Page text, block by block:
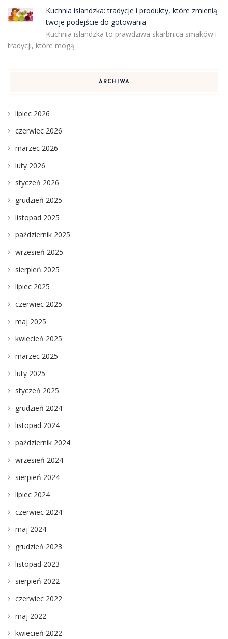
Kuchnia islandzka: tradycje i produkty, które zmienią
twoje podejście do gotowania
Kuchnia islandzka to prawdziwa skarbnica smaków i
tradycji, które mogą …
ARCHIWA
lipiec 2026
czerwiec 2026
marzec 2026
luty 2026
styczeń 2026
grudzień 2025
listopad 2025
październik 2025
wrzesień 2025
sierpień 2025
lipiec 2025
czerwiec 2025
maj 2025
kwiecień 2025
marzec 2025
luty 2025
styczeń 2025
grudzień 2024
listopad 2024
październik 2024
wrzesień 2024
sierpień 2024
lipiec 2024
czerwiec 2024
maj 2024
grudzień 2023
listopad 2023
sierpień 2022
czerwiec 2022
maj 2022
kwiecień 2022